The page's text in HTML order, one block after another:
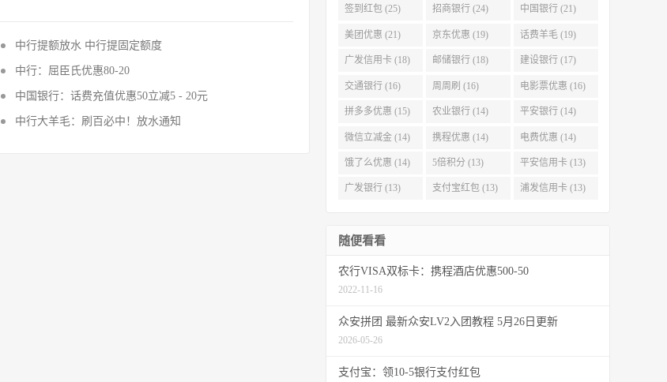
中行提额放水 中行提固定额度
中行：屈臣氏优惠80-20
中国银行：话费充值优惠50立减5 - 20元
中行大羊毛：刷百必中！放水通知
(29)
签到红包 (25) 招商银行 (24) 中国银行 (21)
美团优惠 (21) 京东优惠 (19) 话费羊毛 (19)
广发信用卡 (18) 邮储银行 (18) 建设银行 (17)
交通银行 (16) 周周刷 (16) 电影票优惠 (16)
拼多多优惠 (15) 农业银行 (14) 平安银行 (14)
微信立减金 (14) 携程优惠 (14) 电费优惠 (14)
饿了么优惠 (14) 5倍积分 (13) 平安信用卡 (13)
广发银行 (13) 支付宝红包 (13) 浦发信用卡 (13)
随便看看
农行VISA双标卡：携程酒店优惠500-50
2022-11-16
众安拼团 最新众安LV2入团教程 5月26日更新
2026-05-26
支付宝：领10-5银行支付红包